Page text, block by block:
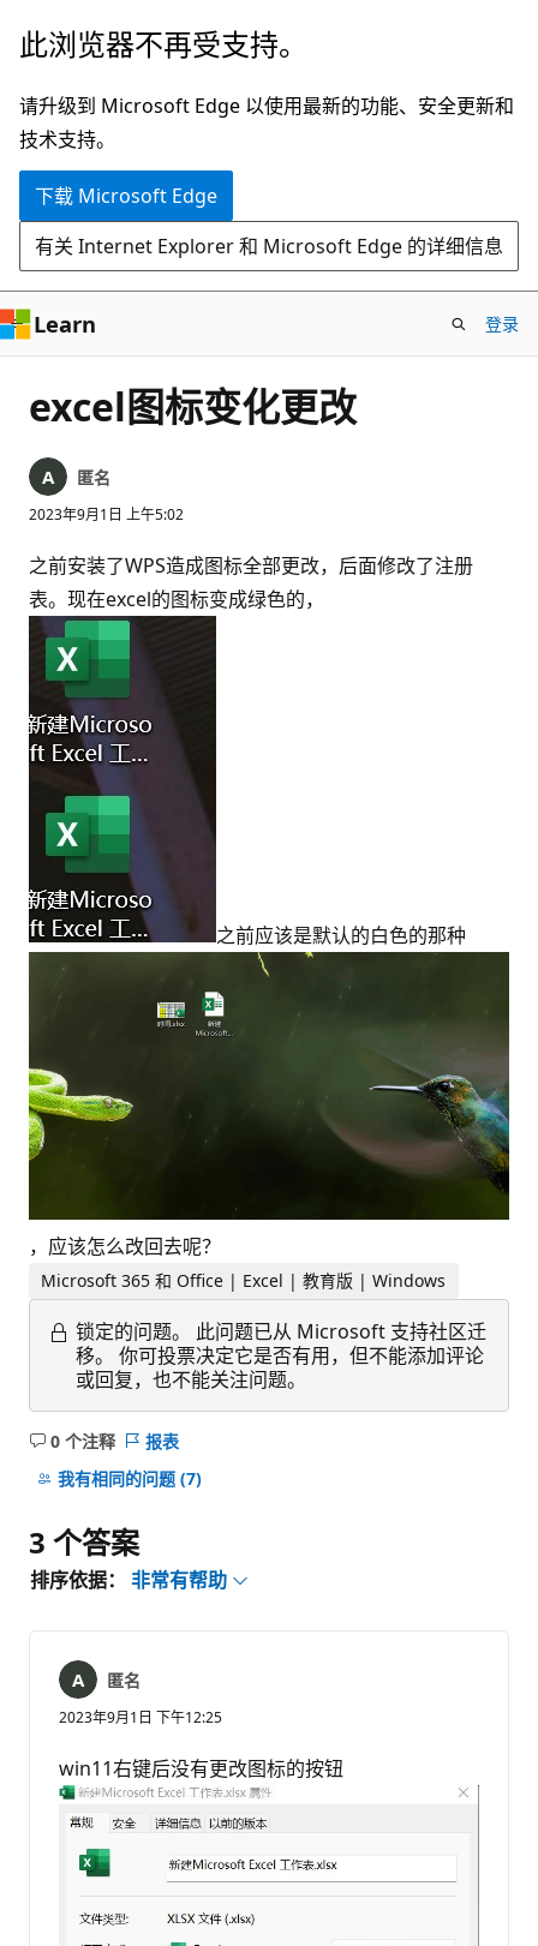
跳
主
要
内
此浏览器不再受支持。
请升级到 Microsoft Edge 以使用最新的功能、安全更新和
技术支持。
下载 Microsoft Edge
有关 Internet Explorer 和 Microsoft Edge 的详细信息
Learn 登录
excel图标变化更改
匿名
2023年9月1日 上午5:02
之前安装了WPS造成图标全部更改，后面修改了注册
表。现在excel的图标变成绿色的，
之前应该是默认的白色的那种
，应该怎么改回去呢？
Microsoft 365 和 Office | Excel | 教育版 | Windows
锁定的问题。
此问题已从 Microsoft 支持社区迁
移。 你可投票决定它是否有用，但不能添加评论
或回复，也不能关注问题。
0 个注释
无
注
报表
我有相同的问题 (7)
3 个答案
排序依据： 非常有帮助
匿名
2023年9月1日 下午12:25
win11右键后没有更改图标的按钮